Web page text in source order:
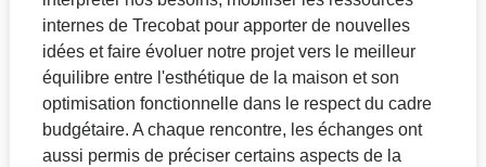
internes de Trecobat pour apporter de nouvelles
idées et faire évoluer notre projet vers le meilleur
équilibre entre l'esthétique de la maison et son
optimisation fonctionnelle dans le respect du cadre
budgétaire. A chaque rencontre, les échanges ont
aussi permis de préciser certains aspects de la